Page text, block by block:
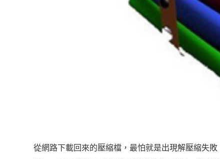
從網路下載回來的壓縮檔，最怕就是出現解壓縮失